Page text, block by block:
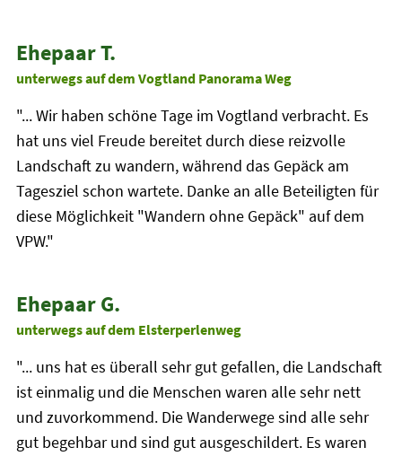
Ehepaar T.
unterwegs auf dem Vogtland Panorama Weg
"... Wir haben schöne Tage im Vogtland verbracht. Es
hat uns viel Freude bereitet durch diese reizvolle
Landschaft zu wandern, während das Gepäck am
Tagesziel schon wartete. Danke an alle Beteiligten für
diese Möglichkeit "Wandern ohne Gepäck" auf dem
VPW."
Ehepaar G.
unterwegs auf dem Elsterperlenweg
"... uns hat es überall sehr gut gefallen, die Landschaft
ist einmalig und die Menschen waren alle sehr nett
und zuvorkommend. Die Wanderwege sind alle sehr
gut begehbar und sind gut ausgeschildert. Es waren